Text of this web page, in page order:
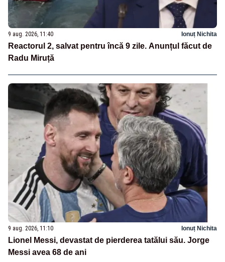
9 aug. 2026, 11:40 Ionuț Nichita
Reactorul 2, salvat pentru încă 9 zile. Anunțul făcut de
Radu Miruță
9 aug. 2026, 11:10 Ionuț Nichita
Lionel Messi, devastat de pierderea tatălui său. Jorge
Messi avea 68 de ani